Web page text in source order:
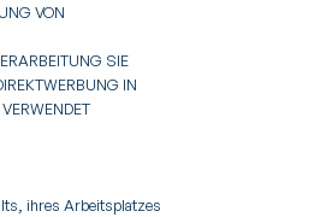
VON
SIE
IN
ihres Arbeitsplatzes